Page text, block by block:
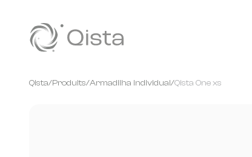
Qista/Produits/Armadilha individual/Qista One xs